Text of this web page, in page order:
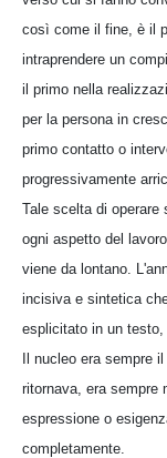
così come il fine, è il
intraprendere un
il primo nella
per la persona in
primo contatto o
progressivamente
Tale scelta di operare
ogni aspetto del
viene da lontano.
incisiva e sintetica
esplicitato in un testo,
Il nucleo era sempre
ritornava, era sempre
espressione o
completamente.